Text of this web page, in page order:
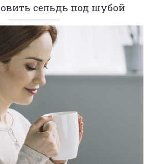
сельдь под шубой